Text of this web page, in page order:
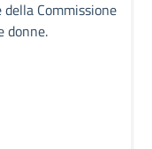
Commissione
donne.